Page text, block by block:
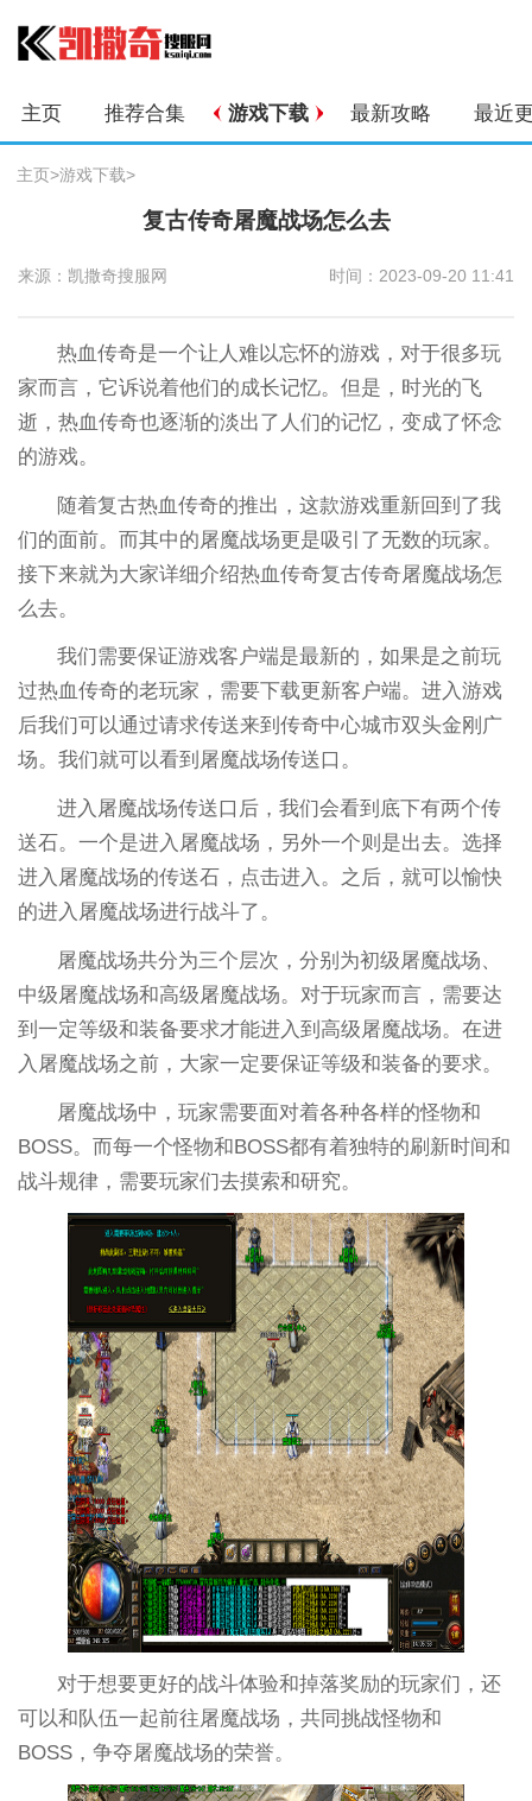
主页 推荐合集 游戏下载 最新攻略 最近
主页>游戏下载>
复古传奇屠魔战场怎么去
来源：凯撒奇搜服网 时间：2023-09-20 11:41
热血传奇是一个让人难以忘怀的游戏，对于很多玩
家而言，它诉说着他们的成长记忆。但是，时光的飞
逝，热血传奇也逐渐的淡出了人们的记忆，变成了怀念
的游戏。
随着复古热血传奇的推出，这款游戏重新回到了我
们的面前。而其中的屠魔战场更是吸引了无数的玩家。
接下来就为大家详细介绍热血传奇复古传奇屠魔战场怎
么去。
我们需要保证游戏客户端是最新的，如果是之前玩
过热血传奇的老玩家，需要下载更新客户端。进入游戏
后我们可以通过请求传送来到传奇中心城市双头金刚广
场。我们就可以看到屠魔战场传送口。
进入屠魔战场传送口后，我们会看到底下有两个传
送石。一个是进入屠魔战场，另外一个则是出去。选择
进入屠魔战场的传送石，点击进入。之后，就可以愉快
的进入屠魔战场进行战斗了。
屠魔战场共分为三个层次，分别为初级屠魔战场、
中级屠魔战场和高级屠魔战场。对于玩家而言，需要达
到一定等级和装备要求才能进入到高级屠魔战场。在进
入屠魔战场之前，大家一定要保证等级和装备的要求。
屠魔战场中，玩家需要面对着各种各样的怪物和
BOSS。而每一个怪物和BOSS都有着独特的刷新时间和
战斗规律，需要玩家们去摸索和研究。
对于想要更好的战斗体验和掉落奖励的玩家们，还
可以和队伍一起前往屠魔战场，共同挑战怪物和
BOSS，争夺屠魔战场的荣誉。